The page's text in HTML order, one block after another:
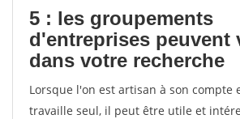
5 : les groupements
d'entreprises peuvent
dans votre recherche
Lorsque l'on est artisan à son compte
travaille seul, il peut être utile et